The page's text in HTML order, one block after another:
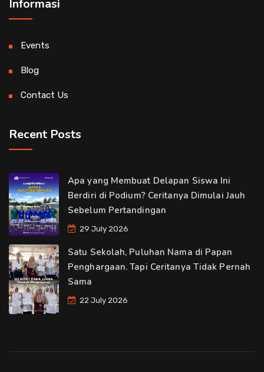
Informasi
Events
Blog
Contact Us
Recent Posts
Apa yang Membuat Delapan Siswa Ini
Berdiri di Podium? Ceritanya Dimulai Jauh
Sebelum Pertandingan
29 July 2026
Satu Sekolah, Puluhan Nama di Papan
Penghargaan. Tapi Ceritanya Tidak Pernah
Sama
22 July 2026